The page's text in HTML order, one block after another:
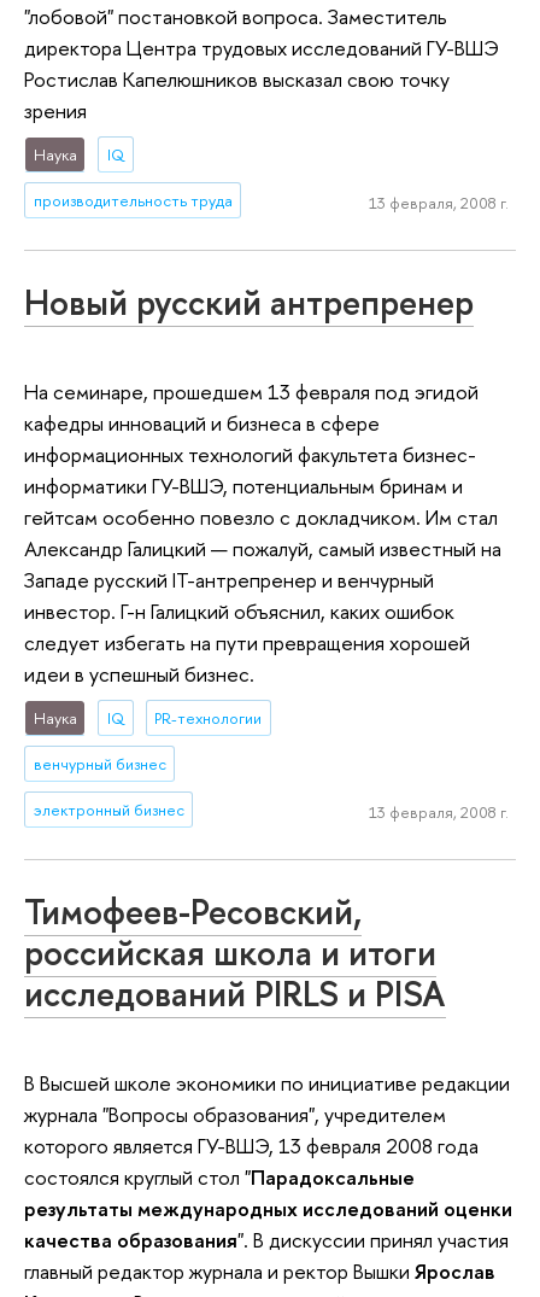
"лобовой" постановкой вопроса. Заместитель
директора Центра трудовых исследований ГУ-ВШЭ
Ростислав Капелюшников высказал свою точку
зрения
Наука IQ
производительность труда 13 февраля, 2008 г.
Новый русский антрепренер
На семинаре, прошедшем 13 февраля под эгидой
кафедры инноваций и бизнеса в сфере
информационных технологий факультета бизнес-
информатики ГУ-ВШЭ, потенциальным бринам и
гейтсам особенно повезло с докладчиком. Им стал
Александр Галицкий — пожалуй, самый известный на
Западе русский IT-антрепренер и венчурный
инвестор. Г-н Галицкий объяснил, каких ошибок
следует избегать на пути превращения хорошей
идеи в успешный бизнес.
Наука IQ PR-технологии
венчурный бизнес
электронный бизнес 13 февраля, 2008 г.
Тимофеев-Ресовский,
российская школа и итоги
исследований PIRLS и PISA
В Высшей школе экономики по инициативе редакции
журнала "Вопросы образования", учредителем
которого является ГУ-ВШЭ, 13 февраля 2008 года
состоялся круглый стол "Парадоксальные
результаты международных исследований оценки
качества образования". В дискуссии принял участия
главный редактор журнала и ректор Вышки Ярослав